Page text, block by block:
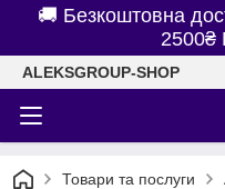
🚚 Безкоштовна
2500₴
ALEKSGROUP-SHOP
Товари та послуги